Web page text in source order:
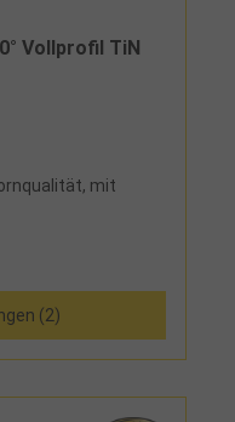
Vollprofil TiN
mit
(2)